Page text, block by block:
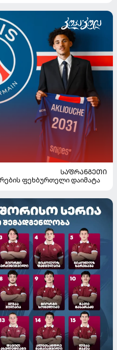
ᲡᲐᲤᲠᲐᲜᲒᲔᲗᲘ
ფეხბურთელი დაიმატა